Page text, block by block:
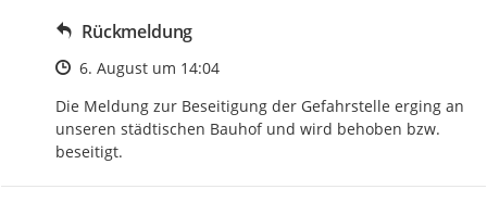
Rückmeldung
Zeitpunkt des Erstellens
6. August um 14:04
Die Meldung zur Beseitigung der Gefahrstelle erging an
unseren städtischen Bauhof und wird behoben bzw.
beseitigt.